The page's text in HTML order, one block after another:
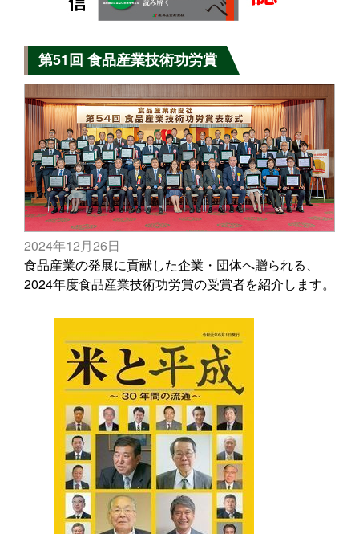
第51回 食品産業技術功労賞
2024年12月26日
食品産業の発展に貢献した企業・団体へ贈られる、
2024年度食品産業技術功労賞の受賞者を紹介します。